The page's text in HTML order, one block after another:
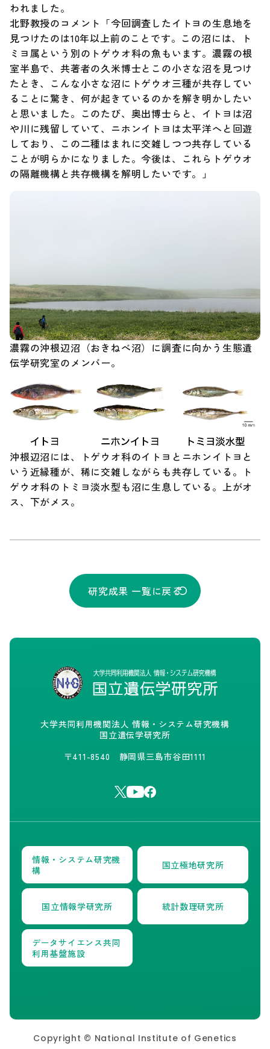
われました。
北野教授のコメント「今回調査したイトヨの生息地を
見つけたのは10年以上前のことです。この沼には、ト
ミヨ属という別のトゲウオ科の魚もいます。濃霧の根
室半島で、共著者の久米博士とこの小さな沼を見つけ
たとき、こんな小さな沼にトゲウオ三種が共存してい
ることに驚き、何が起きているのかを解き明かしたい
と思いました。このたび、奥出博士らと、イトヨは沼
や川に残留していて、ニホンイトヨは太平洋へと回遊
しており、この二種はまれに交雑しつつ共存している
ことが明らかになりました。今後は、これらトゲウオ
の隔離機構と共存機構を解明したいです。」
濃霧の沖根辺沼（おきねべ沼）に調査に向かう生態遺
伝学研究室のメンバー。
沖根辺沼には、トゲウオ科のイトヨとニホンイトヨと
いう近縁種が、稀に交雑しながらも共存している。ト
ゲウオ科のトミヨ淡水型も沼に生息している。上がオ
ス、下がメス。
研究成果 一覧に戻る
大学共同利用機関法人 情報・システム研究機構
国立遺伝学研究所
〒411-8540 静岡県三島市谷田1111
情報・システム研究機
構
国立極地研究所
国立情報学研究所 統計数理研究所
データサイエンス共同
利用基盤施設
Copyright © National Institute of Genetics